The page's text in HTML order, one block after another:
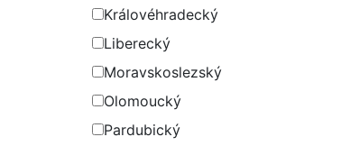
Královéhradecký
Liberecký
Moravskoslezský
Olomoucký
Pardubický